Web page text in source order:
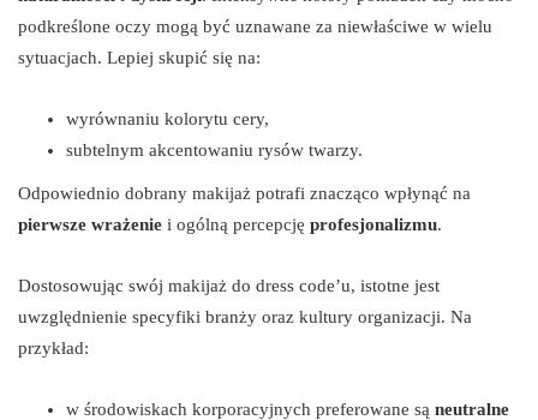
podkreślone oczy mogą być uznawane za niewłaściwe w wielu
sytuacjach. Lepiej skupić się na:
wyrównaniu kolorytu cery,
subtelnym akcentowaniu rysów twarzy.
Odpowiednio dobrany makijaż potrafi znacząco wpłynąć na
pierwsze wrażenie i ogólną percepcję profesjonalizmu.
Dostosowując swój makijaż do dress code’u, istotne jest
uwzględnienie specyfiki branży oraz kultury organizacji. Na
przykład:
w środowiskach korporacyjnych preferowane są neutralne